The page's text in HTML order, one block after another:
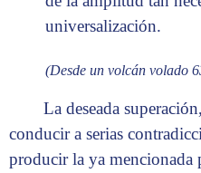
universalización.
(Desde un volcán volado
La deseada
conducir a serias
producir la ya